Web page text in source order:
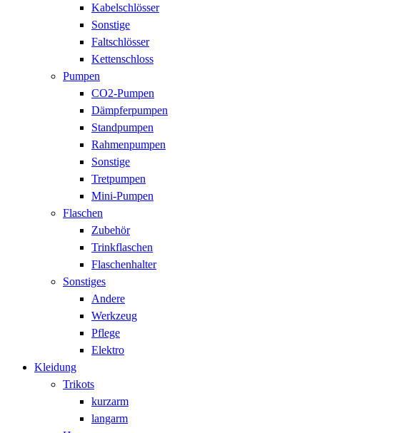
Kabelschlösser
Sonstige
Faltschlösser
Kettenschloss
Pumpen
CO2-Pumpen
Dämpferpumpen
Standpumpen
Rahmenpumpen
Sonstige
Tretpumpen
Mini-Pumpen
Flaschen
Zubehör
Trinkflaschen
Flaschenhalter
Sonstiges
Andere
Werkzeug
Pflege
Elektro
Kleidung
Trikots
kurzarm
langarm